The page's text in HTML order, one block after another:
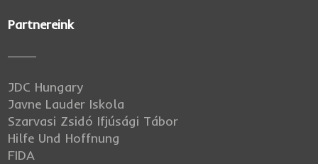
Partnereink
JDC Hungary
Javne Lauder Iskola
Szarvasi Zsidó Ifjúsági Tábor
Hilfe Und Hoffnung
FIDA